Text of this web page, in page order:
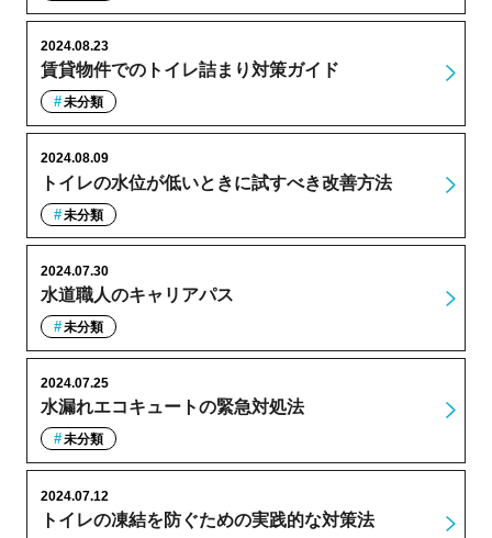
賃貸物件でのトイレ詰まり対策ガイド
2024.08.23
未分類
トイレの水位が低いときに試すべき改善方法
2024.08.09
未分類
水道職人のキャリアパス
2024.07.30
未分類
水漏れエコキュートの緊急対処法
2024.07.25
未分類
トイレの凍結を防ぐための実践的な対策法
2024.07.12